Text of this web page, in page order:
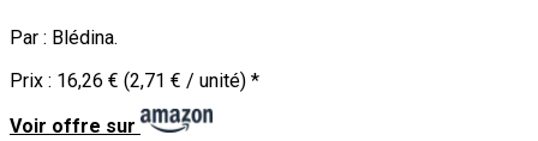
Par : Blédina.
Prix : 16,26 € (2,71 € / unité) *
Voir offre sur